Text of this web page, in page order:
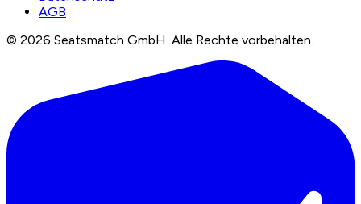
AGB
© 2026 Seatsmatch GmbH. Alle Rechte vorbehalten.